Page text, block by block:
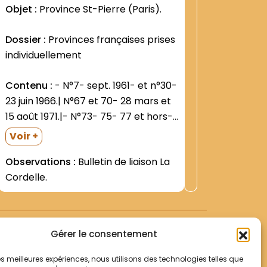
Gérer le consentement
meilleures expériences, nous utilisons des technologies telles que
Objet : Province St-Pierre (Paris).
Dossier : Provinces françaises prises
individuellement
Contenu :
23 juin 1966.| N°67 et 70- 28 mars et
15 août 1971.|- N°73- 75- 77 et hors-
série- 16 mars- 18 juin- 22 sept.- et
fin 1972.| N°851 19 déc. 1973.| N°88 et
98- IO...
Voir +
Observations : Bulletin de liaison La
Cordelle.